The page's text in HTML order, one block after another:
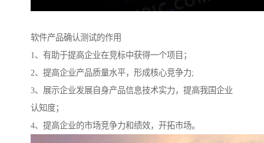
软件产品确认测试的作用
1、有助于提高企业在竞标中获得一个项目；
2、提高企业产品质量水平，形成核心竞争力;
3、展示企业发展自身产品信息技术实力，提高我国企业
认知度；
4、提高企业的市场竞争力和绩效，开拓市场。